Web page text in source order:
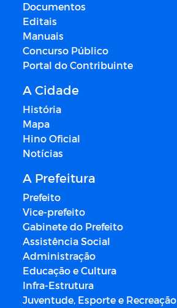
Documentos
Editais
Manuais
Concurso Público
Portal do Contribuinte
A Cidade
História
Mapa
Hino Oficial
Notícias
A Prefeitura
Prefeito
Vice-prefeito
Gabinete do Prefeito
Assistência Social
Administração
Educação e Cultura
Infra-Estrutura
Juventude, Esporte e Recreação